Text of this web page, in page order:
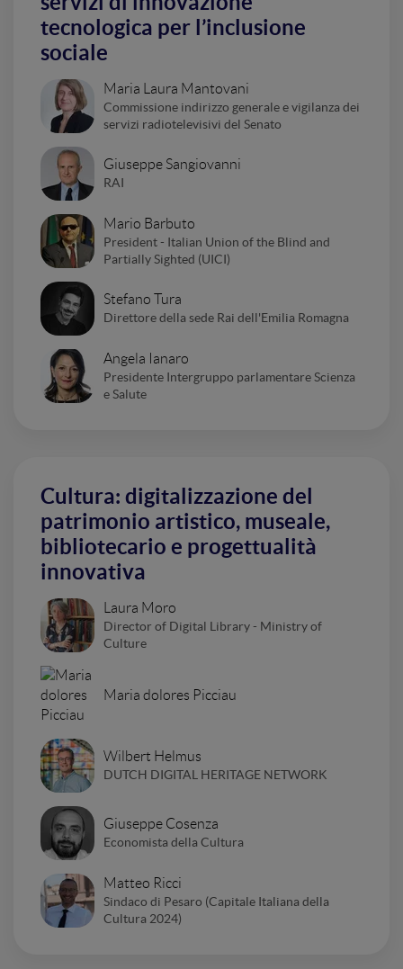
tecnologica per l’inclusione
sociale
Maria Laura Mantovani
Commissione indirizzo generale e vigilanza dei
servizi radiotelevisivi del Senato
Giuseppe Sangiovanni
RAI
Mario Barbuto
President - Italian Union of the Blind and
Partially Sighted (UICI)
Stefano Tura
Direttore della sede Rai dell'Emilia Romagna
Angela Ianaro
Presidente Intergruppo parlamentare Scienza
e Salute
Cultura: digitalizzazione del
patrimonio artistico, museale,
bibliotecario e progettualità
innovativa
Laura Moro
Director of Digital Library - Ministry of
Culture
Maria dolores Picciau
Wilbert Helmus
DUTCH DIGITAL HERITAGE NETWORK
Giuseppe Cosenza
Economista della Cultura
Matteo Ricci
Sindaco di Pesaro (Capitale Italiana della
Cultura 2024)